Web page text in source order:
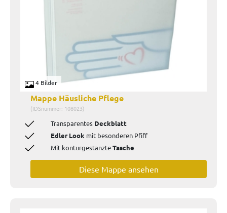
4 Bilder
Mappe Häusliche Pflege
(IDSnummer: 108023)
Transparentes Deckblatt
Edler Look mit besonderen Pfiff
Mit konturgestanzteTasche
Diese Mappe ansehen